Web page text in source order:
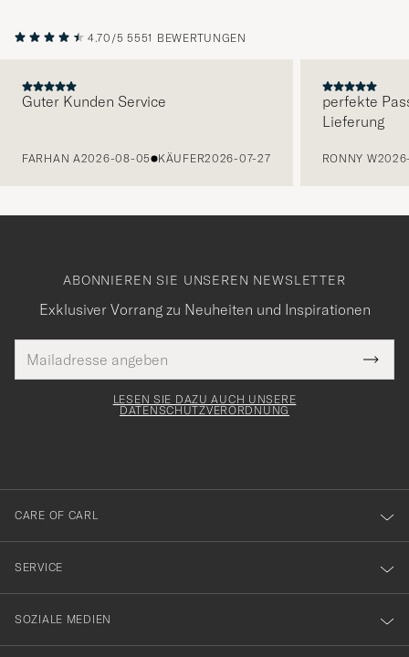
4.70/5 5551 BEWERTUNGEN
Guter Kunden Service
FARHAN A2026-08-05 KÄUFER2026-07-27
perfekte
Lieferung
RONNY W
ABONNIEREN SIE UNSEREN NEWSLETTER
Exklusiver Vorrang zu Neuheiten und Inspirationen
Mail
Adresse
Tack
för
dig
till
vårt
nyhetsbrev!
LESEN SIE DAZU AUCH UNSERE
DATENSCHUTZVERORDNUNG
CARE OF CARL
SERVICE
SOZIALE MEDIEN